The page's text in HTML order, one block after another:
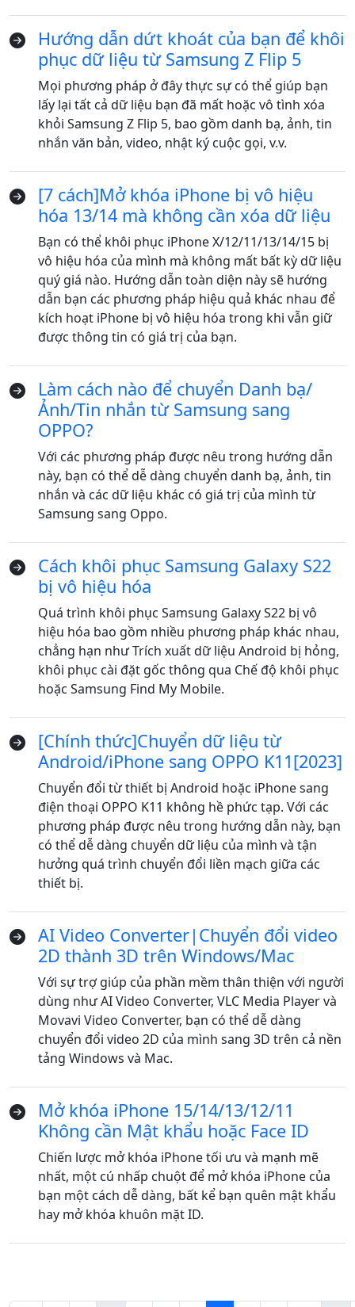
Hướng dẫn dứt khoát của bạn để khôi
phục dữ liệu từ Samsung Z Flip 5
Mọi phương pháp ở đây thực sự có thể giúp bạn
lấy lại tất cả dữ liệu bạn đã mất hoặc vô tình xóa
khỏi Samsung Z Flip 5, bao gồm danh bạ, ảnh, tin
nhắn văn bản, video, nhật ký cuộc gọi, v.v.
[7 cách]Mở khóa iPhone bị vô hiệu
hóa 13/14 mà không cần xóa dữ liệu
Bạn có thể khôi phục iPhone X/12/11/13/14/15 bị
vô hiệu hóa của mình mà không mất bất kỳ dữ liệu
quý giá nào. Hướng dẫn toàn diện này sẽ hướng
dẫn bạn các phương pháp hiệu quả khác nhau để
kích hoạt iPhone bị vô hiệu hóa trong khi vẫn giữ
được thông tin có giá trị của bạn.
Làm cách nào để chuyển Danh bạ/
Ảnh/Tin nhắn từ Samsung sang
OPPO?
Với các phương pháp được nêu trong hướng dẫn
này, bạn có thể dễ dàng chuyển danh bạ, ảnh, tin
nhắn và các dữ liệu khác có giá trị của mình từ
Samsung sang Oppo.
Cách khôi phục Samsung Galaxy S22
bị vô hiệu hóa
Quá trình khôi phục Samsung Galaxy S22 bị vô
hiệu hóa bao gồm nhiều phương pháp khác nhau,
chẳng hạn như Trích xuất dữ liệu Android bị hỏng,
khôi phục cài đặt gốc thông qua Chế độ khôi phục
hoặc Samsung Find My Mobile.
[Chính thức]Chuyển dữ liệu từ
Android/iPhone sang OPPO K11[2023]
Chuyển đổi từ thiết bị Android hoặc iPhone sang
điện thoại OPPO K11 không hề phức tạp. Với các
phương pháp được nêu trong hướng dẫn này, bạn
có thể dễ dàng chuyển dữ liệu của mình và tận
hưởng quá trình chuyển đổi liền mạch giữa các
thiết bị.
AI Video Converter|Chuyển đổi video
2D thành 3D trên Windows/Mac
Với sự trợ giúp của phần mềm thân thiện với người
dùng như AI Video Converter, VLC Media Player và
Movavi Video Converter, bạn có thể dễ dàng
chuyển đổi video 2D của mình sang 3D trên cả nền
tảng Windows và Mac.
Mở khóa iPhone 15/14/13/12/11
Không cần Mật khẩu hoặc Face ID
Chiến lược mở khóa iPhone tối ưu và mạnh mẽ
nhất, một cú nhấp chuột để mở khóa iPhone của
bạn một cách dễ dàng, bất kể bạn quên mật khẩu
hay mở khóa khuôn mặt ID.
Chuyển ngôn ngữ
English Nederlands
Tiếng Việt
日本
Español
Português
Deutsche
Svenska
Dansk
Ελληνικά
Türk
русский
हिंदी
தமிழ்
Bahasa Melayu
ไทย
한국어
Română
Polskie
Gaeilge
繁體中文